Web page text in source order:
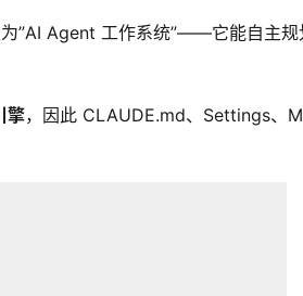
”AI Agent 工作系统”——它能自主规
擎，因此 CLAUDE.md、Settings、